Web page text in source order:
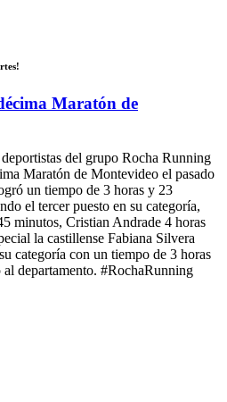
Maratón de
del grupo Rocha Running
Maratón de Montevideo el pasado
un tiempo de 3 horas y 23
el tercer puesto en su categoría,
minutos, Cristian Andrade 4 horas
la castillense Fabiana Silvera
categoría con un tiempo de 3 horas
departamento. #RochaRunning